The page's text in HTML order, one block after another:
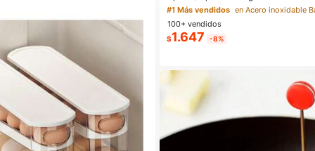
o inoxidable, batidores de cocina
clar, batir, mezclar y revolver
#1 Más vendidos
100+ vendidos
$1.647 -8%